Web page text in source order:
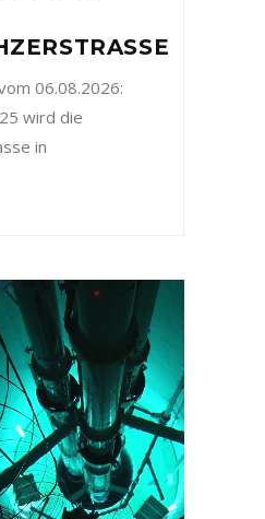
06.08.2026:
wird die
in